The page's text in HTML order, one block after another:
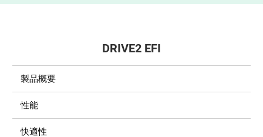
DRIVE2 EFI
製品概要
性能
快適性